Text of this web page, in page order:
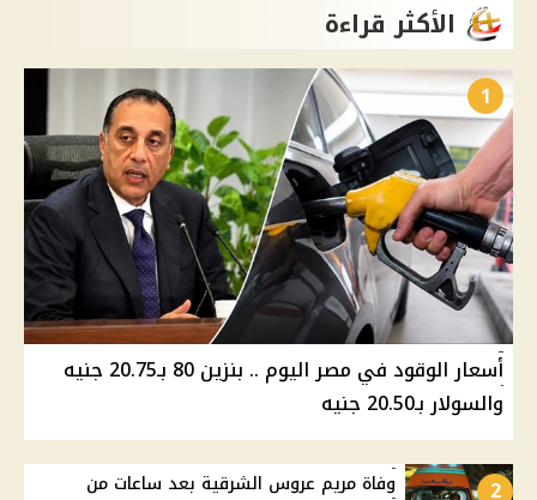
الأكثر قراءة
1
أسعار الوقود في مصر اليوم .. بنزين 80 بـ20.75 جنيه
والسولار بـ20.50 جنيه
2
وفاة مريم عروس الشرقية بعد ساعات من